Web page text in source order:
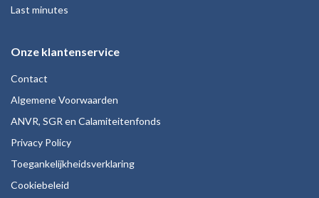
Last minutes
Onze klantenservice
Contact
Algemene Voorwaarden
ANVR, SGR en Calamiteitenfonds
Privacy Policy
Toegankelijkheidsverklaring
Cookiebeleid